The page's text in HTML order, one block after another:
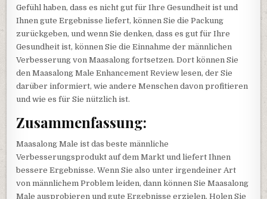
Gefühl haben, dass es nicht gut für Ihre Gesundheit ist und
Ihnen gute Ergebnisse liefert, können Sie die Packung
zurückgeben, und wenn Sie denken, dass es gut für Ihre
Gesundheit ist, können Sie die Einnahme der männlichen
Verbesserung von Maasalong fortsetzen. Dort können Sie
den Maasalong Male Enhancement Review lesen, der Sie
darüber informiert, wie andere Menschen davon profitieren
und wie es für Sie nützlich ist.
Zusammenfassung:
Maasalong Male ist das beste männliche
Verbesserungsprodukt auf dem Markt und liefert Ihnen
bessere Ergebnisse. Wenn Sie also unter irgendeiner Art
von männlichem Problem leiden, dann können Sie Maasalong
Male ausprobieren und gute Ergebnisse erzielen. Holen Sie